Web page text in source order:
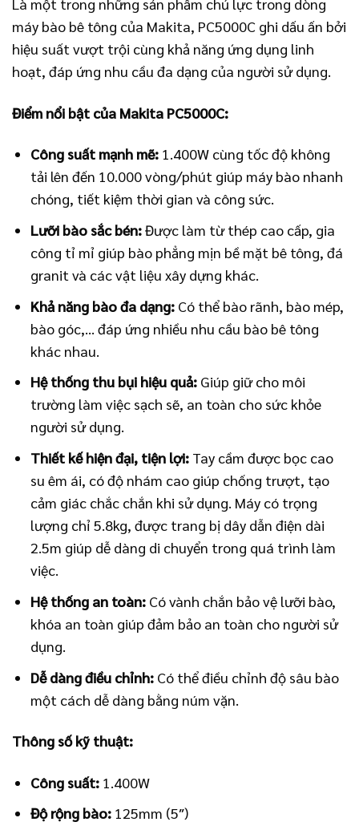
Là một trong những sản phẩm chủ lực trong dòng
máy bào bê tông của Makita, PC5000C ghi dấu ấn bởi
hiệu suất vượt trội cùng khả năng ứng dụng linh
hoạt, đáp ứng nhu cầu đa dạng của người sử dụng.
Điểm nổi bật của Makita PC5000C:
Công suất mạnh mẽ: 1.400W cùng tốc độ không
tải lên đến 10.000 vòng/phút giúp máy bào nhanh
chóng, tiết kiệm thời gian và công sức.
Lưỡi bào sắc bén:Được làm từ thép cao cấp, gia
công tỉ mỉ giúp bào phẳng mịn bề mặt bê tông, đá
granit và các vật liệu xây dựng khác.
Khả năng bào đa dạng: Có thể bào rãnh, bào mép,
bào góc,… đáp ứng nhiều nhu cầu bào bê tông
khác nhau.
Hệ thống thu bụi hiệu quả: Giúp giữ cho môi
trường làm việc sạch sẽ, an toàn cho sức khỏe
người sử dụng.
Thiết kế hiện đại, tiện lợi: Tay cầm được bọc cao
su êm ái, có độ nhám cao giúp chống trượt, tạo
cảm giác chắc chắn khi sử dụng. Máy có trọng
lượng chỉ 5.8kg, được trang bị dây dẫn điện dài
2.5m giúp dễ dàng di chuyển trong quá trình làm
việc.
Hệ thống an toàn: Có vành chắn bảo vệ lưỡi bào,
khóa an toàn giúp đảm bảo an toàn cho người sử
dụng.
Dễ dàng điều chỉnh: Có thể điều chỉnh độ sâu bào
một cách dễ dàng bằng núm vặn.
Thông số kỹ thuật:
Công suất: 1.400W
Độ rộng bào: 125mm (5″)